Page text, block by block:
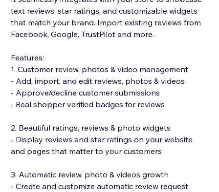
text reviews, star ratings, and customizable widgets
that match your brand. Import existing reviews from
Facebook, Google, TrustPilot and more.
Features:
1. Customer review, photos & video management
- Add, import, and edit reviews, photos & videos
- Approve/decline customer submissions
- Real shopper verified badges for reviews
2. Beautiful ratings, reviews & photo widgets
- Display reviews and star ratings on your website
and pages that matter to your customers
3. Automatic review, photo & videos growth
- Create and customize automatic review request